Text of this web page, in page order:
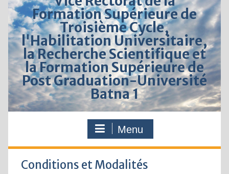
Formation Supérieure de
Troisième Cycle,
l'Habilitation Universitaire,
la Recherche Scientifique et
la Formation Supérieure de
Post Graduation-Université
Batna 1
Menu
Conditions et Modalités